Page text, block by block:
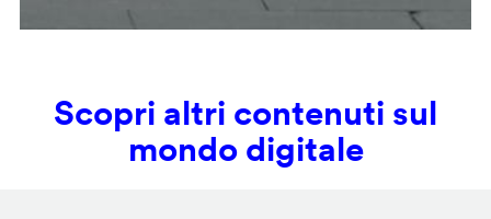
Scopri altri contenuti sul
mondo digitale